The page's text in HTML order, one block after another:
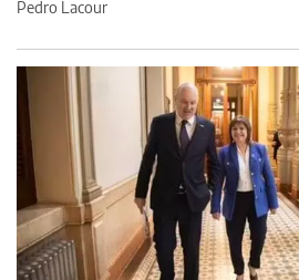
Pedro Lacour